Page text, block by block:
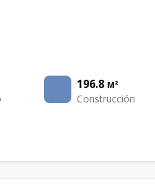
196.8 M²
Construcción